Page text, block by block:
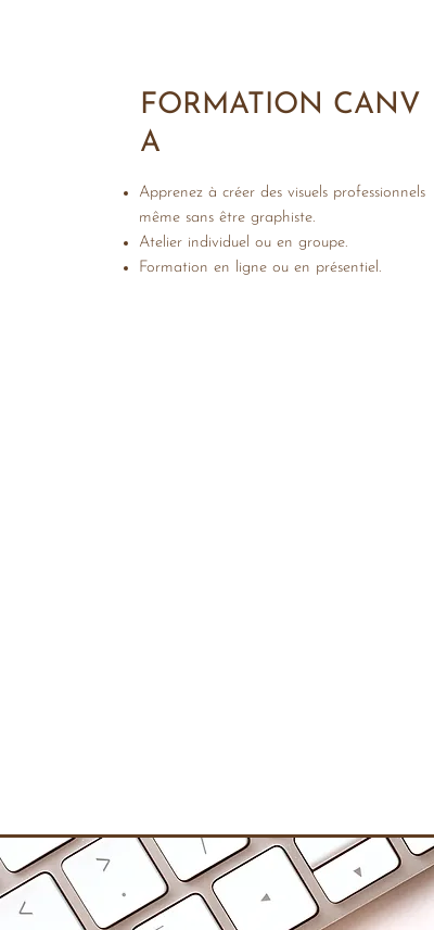
FORMATION CANV
A
Apprenez à créer des visuels professionnels
même sans être graphiste.
Atelier individuel ou en groupe.
Formation en ligne ou en présentiel.